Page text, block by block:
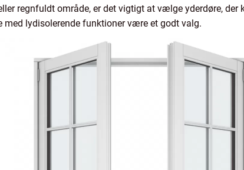
regnfuldt område, er det vigtigt at vælge yderdøre, der
med lydisolerende funktioner være et godt valg.